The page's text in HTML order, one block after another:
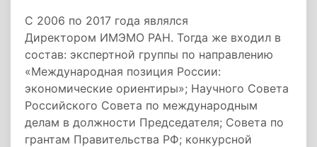
С 2006 по 2017 года являлся
Директором ИМЭМО РАН. Тогда же входил в
состав: экспертной группы по направлению
«Международная позиция России:
экономические ориентиры»; Научного Совета
Российского Совета по международным
делам в должности Председателя; Совета по
грантам Правительства РФ; конкурсной